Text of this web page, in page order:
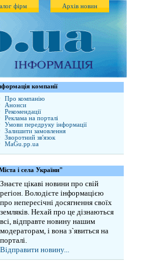
Архів новин
фірм
компанії
Про компанію
Анонси
Рекомендації
Реклама на порталі
Умови передруку інформації
Залишити замовлення
Зворотний зв'язок
MaGu.pp.ua
і села України"
Знаєте цікаві новини про свій
регіон. Володієте інформацією
про непересічні досягнення своїх
земляків. Нехай про це дізнаються
всі, відправте новину нашим
модераторам, і вона з`явиться на
порталі.
Відправити новину...